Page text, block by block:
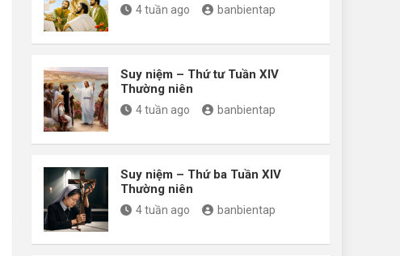
4 tuần ago banbientap
Suy niệm – Thứ tư Tuần XIV
Thường niên
4 tuần ago banbientap
Suy niệm – Thứ ba Tuần XIV
Thường niên
4 tuần ago banbientap